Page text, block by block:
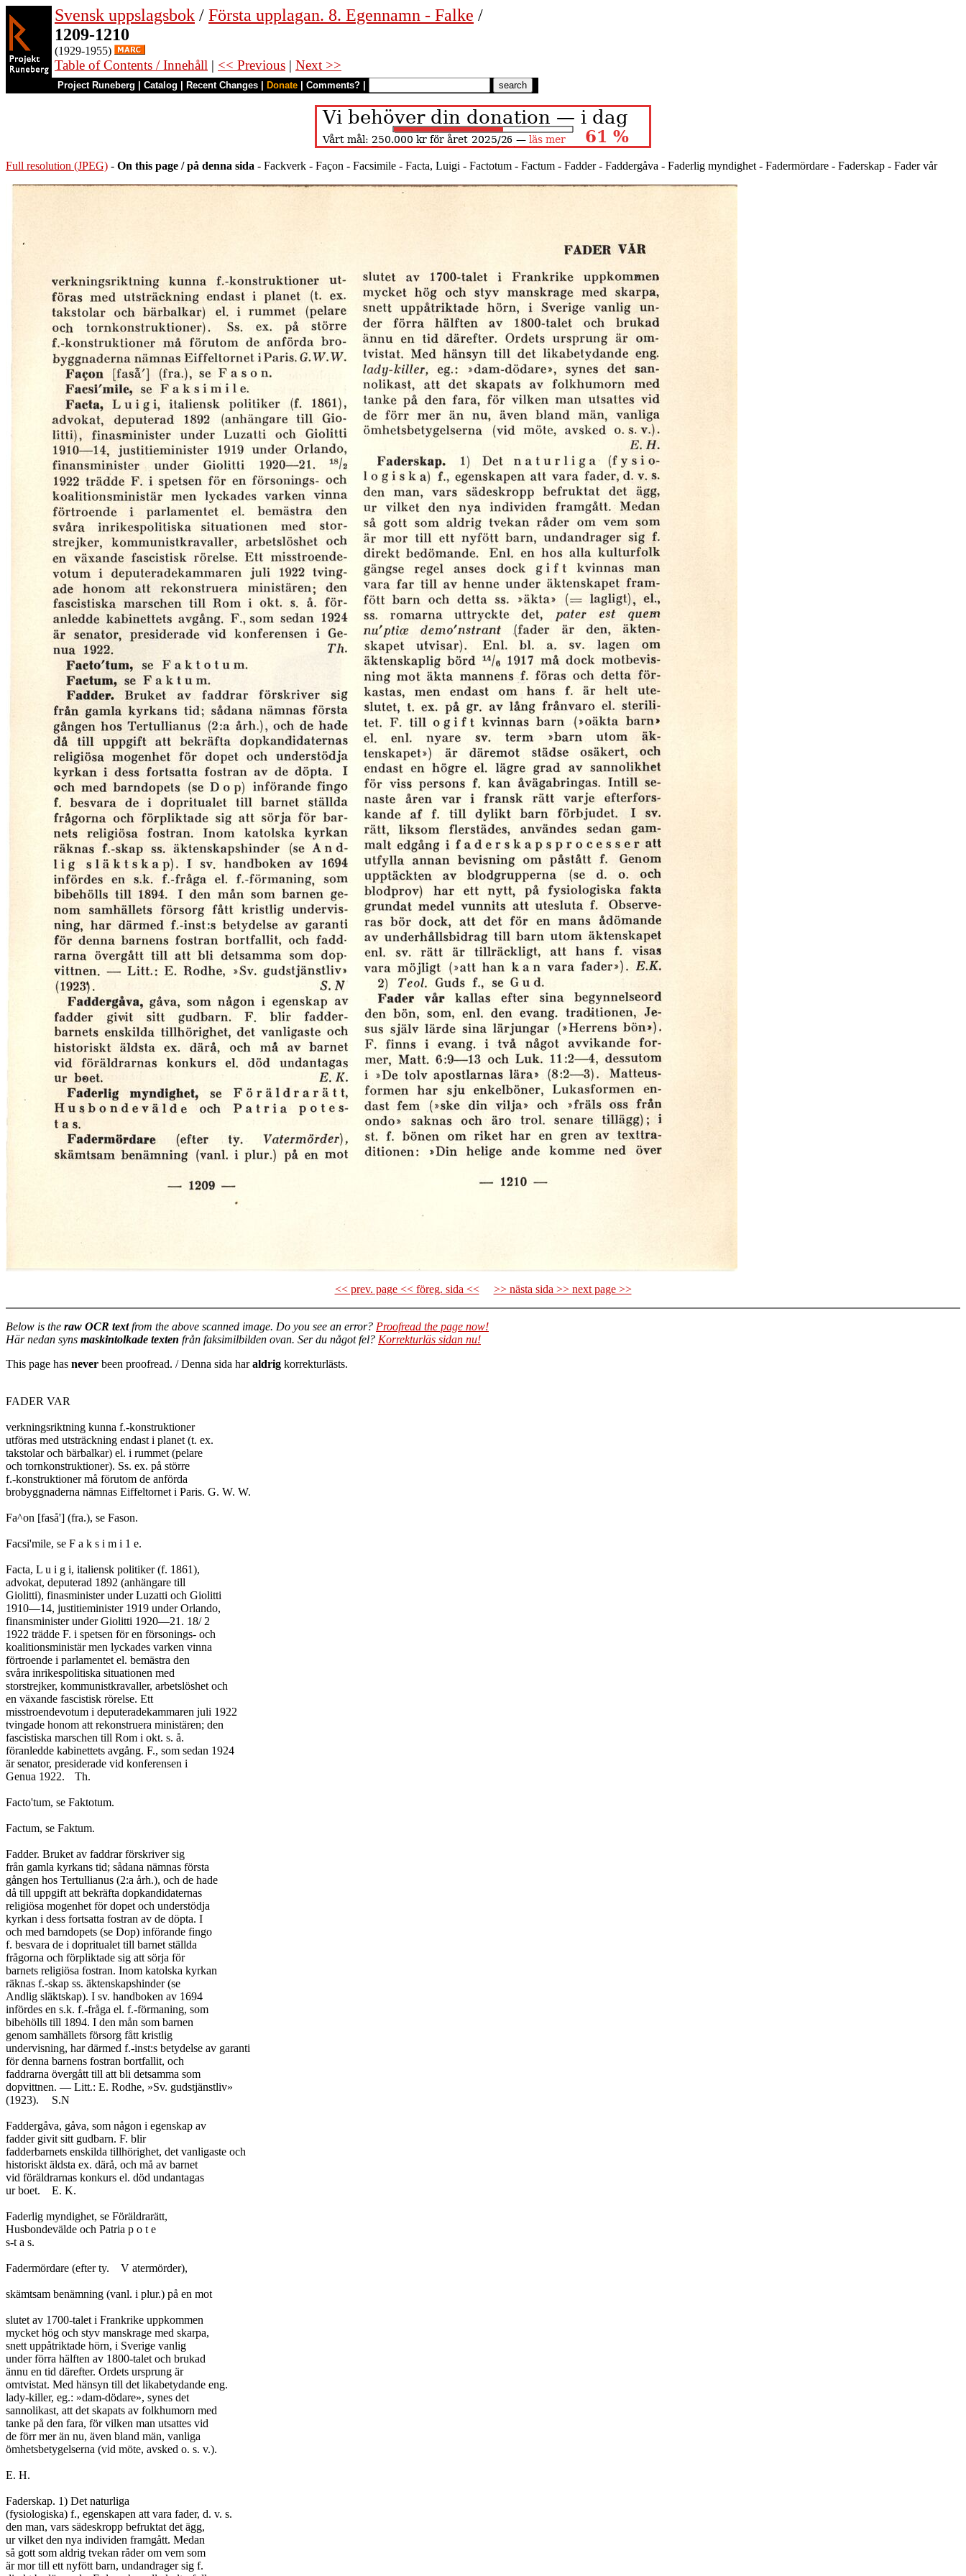
Svensk uppslagsbok / Första upplagan. 8. Egennamn - Falke /
1209-1210
(1929-1955)
Table of Contents / Innehåll | << Previous | Next >>
Project Runeberg Catalog Recent Changes Donate Comments?
Full resolution (JPEG) - On this page / på denna sida - Fackverk - Façon - Facsimile - Facta, Luigi - Factotum - Factum - Fadder - Faddergåva - Faderlig myndighet - Fadermördare - Faderskap - Fader vår
<< prev. page << föreg. sida << >> nästa sida >> next page >>
Below is the raw OCR textfrom the above scanned image. Do you see an error? Proofread the page now!
Här nedan syns maskintolkade texten från faksimilbilden ovan. Ser du något fel? Korrekturläs sidan nu!
This page has never been proofread. / Denna sida haraldrig korrekturlästs.
FADER VAR
verkningsriktning kunna f.-konstruktioner
utföras med utsträckning endast i planet (t. ex.
takstolar och bärbalkar) el. i rummet (pelare
och tornkonstruktioner). Ss. ex. på större
f.-konstruktioner må förutom de anförda
brobyggnaderna nämnas Eiffeltornet i Paris. G. W. W.
Fa^on [faså'] (fra.), se Fason.
Facsi'mile, se F a k s i m i 1 e.
Facta, L u i g i, italiensk politiker (f. 1861),
advokat, deputerad 1892 (anhängare till
Giolitti), finasminister under Luzatti och Giolitti
1910—14, justitieminister 1919 under Orlando,
finansminister under Giolitti 1920—21. 18/ 2
1922 trädde F. i spetsen för en försonings- och
koalitionsministär men lyckades varken vinna
förtroende i parlamentet el. bemästra den
svåra inrikespolitiska situationen med
storstrejker, kommunistkravaller, arbetslöshet och
en växande fascistisk rörelse. Ett
misstroendevotum i deputeradekammaren juli 1922
tvingade honom att rekonstruera ministären; den
fascistiska marschen till Rom i okt. s. å.
föranledde kabinettets avgång. F., som sedan 1924
är senator, presiderade vid konferensen i
Genua 1922.	Th.
Facto'tum, se Faktotum.
Factum, se Faktum.
Fadder. Bruket av faddrar förskriver sig
från gamla kyrkans tid; sådana nämnas första
gången hos Tertullianus (2:a årh.), och de hade
då till uppgift att bekräfta dopkandidaternas
religiösa mogenhet för dopet och understödja
kyrkan i dess fortsatta fostran av de döpta. I
och med barndopets (se Dop) införande fingo
f. besvara de i dopritualet till barnet ställda
frågorna och förpliktade sig att sörja för
barnets religiösa fostran. Inom katolska kyrkan
räknas f.-skap ss. äktenskapshinder (se
Andlig släktskap). I sv. handboken av 1694
infördes en s.k. f.-fråga el. f.-förmaning, som
bibehölls till 1894. I den mån som barnen
genom samhällets försorg fått kristlig
undervisning, har därmed f.-inst:s betydelse av garanti
för denna barnens fostran bortfallit, och
faddrarna övergått till att bli detsamma som
dopvittnen. — Litt.: E. Rodhe, »Sv. gudstjänstliv»
(1923).	S.N
Faddergåva, gåva, som någon i egenskap av
fadder givit sitt gudbarn. F. blir
fadderbarnets enskilda tillhörighet, det vanligaste och
historiskt äldsta ex. därå, och må av barnet
vid föräldrarnas konkurs el. död undantagas
ur boet.	E. K.
Faderlig myndighet, se Föräldrarätt,
Husbondevälde och Patria p o t e
s-t a s.
Fadermördare (efter ty.	V atermörder),
skämtsam benämning (vanl. i plur.) på en mot
slutet av 1700-talet i Frankrike uppkommen
mycket hög och styv manskrage med skarpa,
snett uppåtriktade hörn, i Sverige vanlig
under förra hälften av 1800-talet och brukad
ännu en tid därefter. Ordets ursprung är
omtvistat. Med hänsyn till det likabetydande eng.
lady-killer, eg.: »dam-dödare», synes det
sannolikast, att det skapats av folkhumorn med
tanke på den fara, för vilken man utsattes vid
de förr mer än nu, även bland män, vanliga
ömhetsbetygelserna (vid möte, avsked o. s. v.).
E. H.
Faderskap. 1) Det naturliga
(fysiologiska) f., egenskapen att vara fader, d. v. s.
den man, vars sädeskropp befruktat det ägg,
ur vilket den nya individen framgått. Medan
så gott som aldrig tvekan råder om vem som
är mor till ett nyfött barn, undandrager sig f.